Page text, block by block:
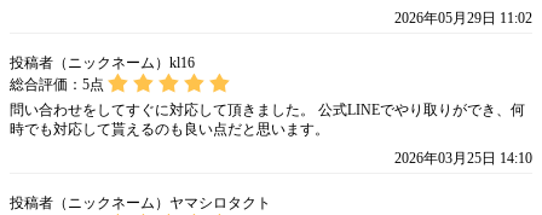
2026年05月29日 11:02
投稿者（ニックネーム）kl16
総合評価： 5点
問い合わせをしてすぐに対応して頂きました。 公式LINEでやり取りができ、何
時でも対応して貰えるのも良い点だと思います。
2026年03月25日 14:10
投稿者（ニックネーム）ヤマシロタクト